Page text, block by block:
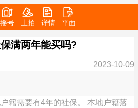
摇号 土拍 详情 平面
满两年能买吗?
2023-10-09
籍需要有4年的社保。 本地户籍落